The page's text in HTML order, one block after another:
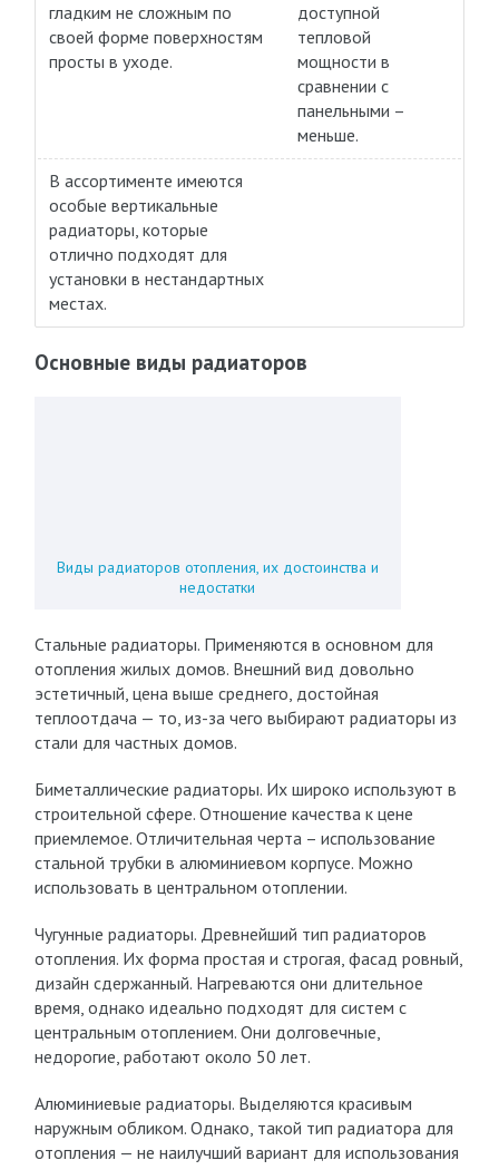
гладким не сложным по
своей форме поверхностям
просты в уходе.
доступной
тепловой
мощности в
сравнении с
панельными –
меньше.
В ассортименте имеются
особые вертикальные
радиаторы, которые
отлично подходят для
установки в нестандартных
местах.
Основные виды радиаторов
Виды радиаторов отопления, их достоинства и
недостатки
Стальные радиаторы. Применяются в основном для
отопления жилых домов. Внешний вид довольно
эстетичный, цена выше среднего, достойная
теплоотдача — то, из-за чего выбирают радиаторы из
стали для частных домов.
Биметаллические радиаторы. Их широко используют в
строительной сфере. Отношение качества к цене
приемлемое. Отличительная черта – использование
стальной трубки в алюминиевом корпусе. Можно
использовать в центральном отоплении.
Чугунные радиаторы. Древнейший тип радиаторов
отопления. Их форма простая и строгая, фасад ровный,
дизайн сдержанный. Нагреваются они длительное
время, однако идеально подходят для систем с
центральным отоплением. Они долговечные,
недорогие, работают около 50 лет.
Алюминиевые радиаторы. Выделяются красивым
наружным обликом. Однако, такой тип радиатора для
отопления — не наилучший вариант для использования